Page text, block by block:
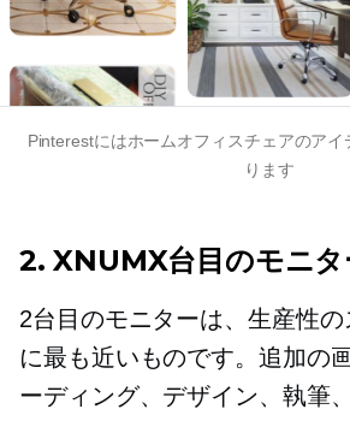
Pinterestにはホームオフィスチェアのア
ります
2. XNUMX台目のモニタ
2台目のモニターは、生産性
に最も近いものです。追加の
ーディング、デザイン、執筆